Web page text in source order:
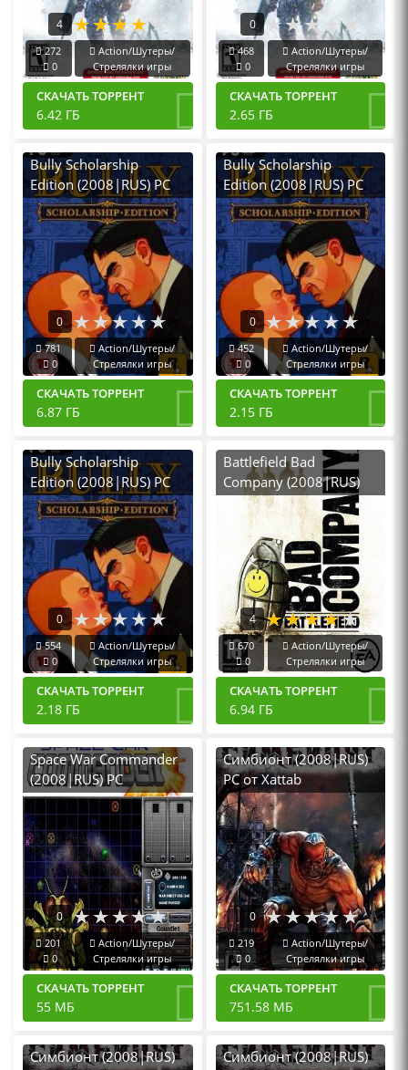
4
272
0
Action/Шутеры/
Стрелялки игры
СКАЧАТЬ ТОРРЕНТ
6.42 ГБ
0
468
0
Action/Шутеры/
Стрелялки игры
СКАЧАТЬ ТОРРЕНТ
2.65 ГБ
Bully Scholarship
Edition (2008|RUS) PC
Пиратка
0
781
0
Action/Шутеры/
Стрелялки игры
СКАЧАТЬ ТОРРЕНТ
6.87 ГБ
Bully Scholarship
Edition (2008|RUS) PC
RePack от R.G.
Механики
0
452
0
Action/Шутеры/
Стрелялки игры
СКАЧАТЬ ТОРРЕНТ
2.15 ГБ
Bully Scholarship
Edition (2008|RUS) PC
от Xattab
0
554
0
Action/Шутеры/
Стрелялки игры
СКАЧАТЬ ТОРРЕНТ
2.18 ГБ
Battlefield Bad
Company (2008|RUS)
PC Пиратка
4
670
0
Action/Шутеры/
Стрелялки игры
СКАЧАТЬ ТОРРЕНТ
6.94 ГБ
Space War Commander
(2008|RUS) PC
0
201
0
Action/Шутеры/
Стрелялки игры
СКАЧАТЬ ТОРРЕНТ
55 МБ
Симбионт (2008|RUS)
PC от Xattab
0
219
0
Action/Шутеры/
Стрелялки игры
СКАЧАТЬ ТОРРЕНТ
751.58 МБ
Симбионт (2008|RUS)
Симбионт (2008|RUS)